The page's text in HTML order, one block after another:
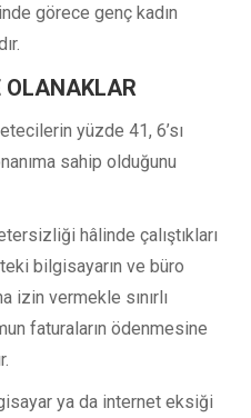
görece genç kadın
OLANAKLAR
yüzde 41, 6’sı
sahip olduğunu
hâlinde çalıştıkları
bilgisayarın ve büro
izin vermekle sınırlı
faturaların ödenmesine
ya da internet eksiği